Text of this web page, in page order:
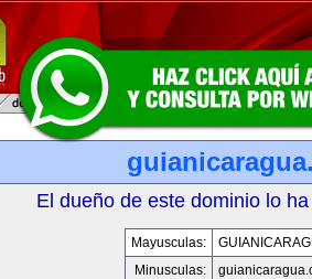
El dueño de este dominio lo
Mayusculas:
Minusculas: